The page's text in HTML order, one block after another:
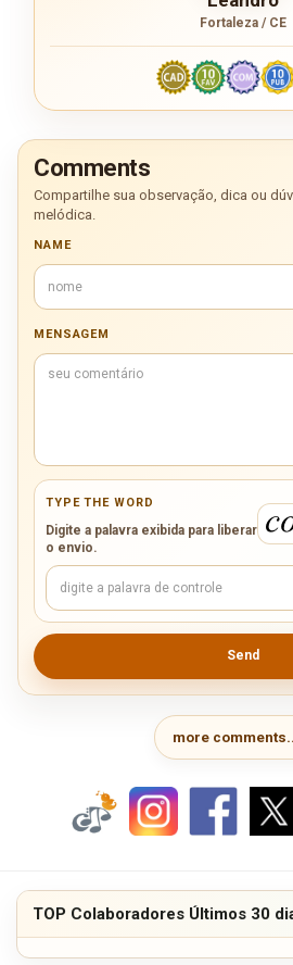
Fortaleza / CE
Comments
Compartilhe sua observação, dica ou
melódica.
NAME
MENSAGEM
TYPE THE WORD
Digite a palavra exibida para liberar
o envio.
Send
more
TOP Colaboradores Últimos 30